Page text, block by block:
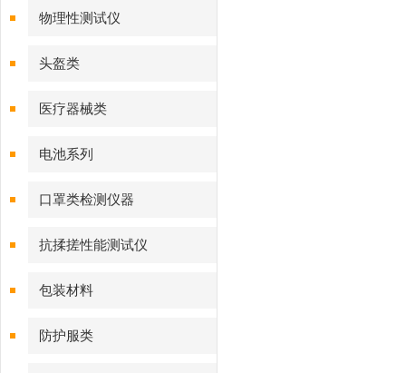
物理性测试仪
头盔类
医疗器械类
电池系列
口罩类检测仪器
抗揉搓性能测试仪
包装材料
防护服类